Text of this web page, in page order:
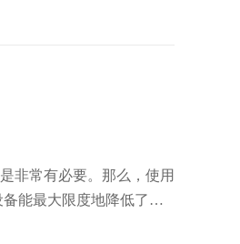
非常有必要。那么，使用